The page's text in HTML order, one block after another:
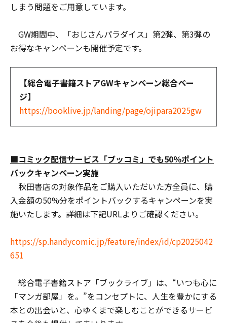
しまう問題をご用意しています。
GW期間中、「おじさんパラダイス」第2弾、第3弾の
お得なキャンペーンも開催予定です。
【総合電子書籍ストアGWキャンペーン総合ペー
ジ】
https://booklive.jp/landing/page/ojipara2025gw
■コミック配信サービス「ブッコミ」でも50％ポイント
バックキャンペーン実施
秋田書店の対象作品をご購入いただいた方全員に、購
入金額の50%分をポイントバックするキャンペーンを実
施いたします。詳細は下記URLよりご確認ください。
https://sp.handycomic.jp/feature/index/id/cp2025042
651
総合電子書籍ストア「ブックライブ」は、“いつも心に
「マンガ部屋」を。”をコンセプトに、人生を豊かにする
本との出会いと、心ゆくまで楽しむことができるサービ